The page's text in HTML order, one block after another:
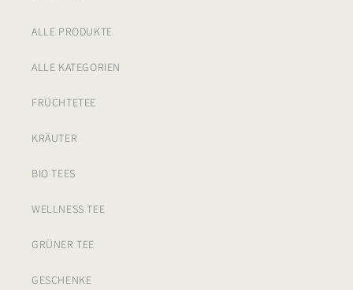
ALLE PRODUKTE
ALLE KATEGORIEN
FRÜCHTETEE
KRÄUTER
BIO TEES
WELLNESS TEE
GRÜNER TEE
GESCHENKE